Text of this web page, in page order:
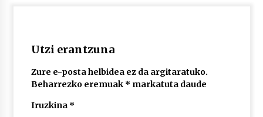
Tiga, Twisted Teens, Underscores, Habia
Utzi erantzuna
Zure e-posta helbidea ez da argitaratuko.
Beharrezko eremuak * markatuta daude
Iruzkina *